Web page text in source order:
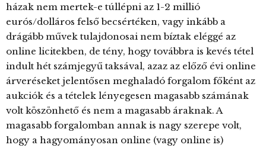
házak nem mertek-e túllépni az 1-2 millió
eurós/dolláros felső becsértéken, vagy inkább a
drágább művek tulajdonosai nem bíztak eléggé az
online licitekben, de tény, hogy továbbra is kevés tétel
indult hét számjegyű taksával, azaz az előző évi online
árveréseket jelentősen meghaladó forgalom főként az
aukciók és a tételek lényegesen magasabb számának
volt köszönhető és nem a magasabb áraknak. A
magasabb forgalomban annak is nagy szerepe volt,
hogy a hagyományosan online (vagy online is)